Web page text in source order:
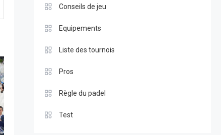
Conseils de jeu
Equipements
Liste des tournois
Pros
Règle du padel
Test